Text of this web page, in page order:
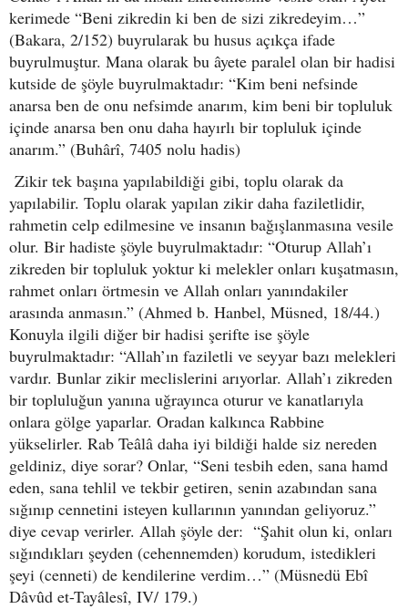
kerimede “Beni zikredin ki ben de sizi zikredeyim…”
(Bakara, 2/152) buyrularak bu husus açıkça ifade
buyrulmuştur. Mana olarak bu âyete paralel olan bir hadisi
kutside de şöyle buyrulmaktadır: “Kim beni nefsinde
anarsa ben de onu nefsimde anarım, kim beni bir topluluk
içinde anarsa ben onu daha hayırlı bir topluluk içinde
anarım.” (Buhârî, 7405 nolu hadis)
Zikir tek başına yapılabildiği gibi, toplu olarak da
yapılabilir. Toplu olarak yapılan zikir daha faziletlidir,
rahmetin celp edilmesine ve insanın bağışlanmasına vesile
olur. Bir hadiste şöyle buyrulmaktadır: “Oturup Allah’ı
zikreden bir topluluk yoktur ki melekler onları kuşatmasın,
rahmet onları örtmesin ve Allah onları yanındakiler
arasında anmasın.” (Ahmed b. Hanbel, Müsned, 18/44.)
Konuyla ilgili diğer bir hadisi şerifte ise şöyle
buyrulmaktadır: “Allah’ın faziletli ve seyyar bazı melekleri
vardır. Bunlar zikir meclislerini arıyorlar. Allah’ı zikreden
bir topluluğun yanına uğrayınca oturur ve kanatlarıyla
onlara gölge yaparlar. Oradan kalkınca Rabbine
yükselirler. Rab Teâlâ daha iyi bildiği halde siz nereden
geldiniz, diye sorar? Onlar, “Seni tesbih eden, sana hamd
eden, sana tehlil ve tekbir getiren, senin azabından sana
sığınıp cennetini isteyen kullarının yanından geliyoruz.”
diye cevap verirler. Allah şöyle der: “Şahit olun ki, onları
sığındıkları şeyden (cehennemden) korudum, istedikleri
şeyi (cenneti) de kendilerine verdim…” (Müsnedü Ebî
Dâvûd et-Tayâlesî, IV/ 179.)